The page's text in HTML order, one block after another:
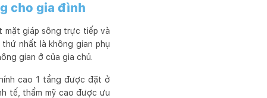
cho gia đình
mặt giáp sông trực tiếp và
nhất là không gian phụ
gian ở của gia chủ.
cao 1 tầng được đặt ở
tế, thẩm mỹ cao được ưu